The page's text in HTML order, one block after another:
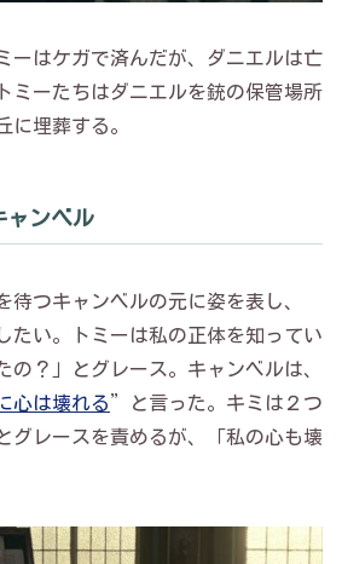
ーはケガで済んだが、ダニエルは亡
ミーたちはダニエルを銃の保管場所
に埋葬する。
ャンベル
待つキャンベルの元に姿を表し、
たい。トミーは私の正体を知ってい
の？」とグレース。キャンベルは、
心は壊れる”と言った。キミは２つ
グレースを責めるが、「私の心も壊